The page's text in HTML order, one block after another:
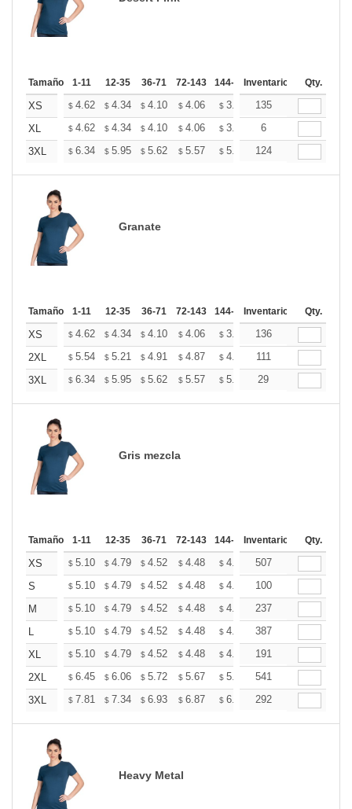
Tamaño 1-11 12-35 36-71 72-143 144-287 288 + Más
Inventario Qty.
XS $ 4.62 $ 4.34 $ 4.10 $ 4.06 $ 3.99 $3.95
135
XL
$ 4.62 $ 4.34 $ 4.10 $ 4.06 $ 3.99 $
6
3XL
$ 6.34 $ 5.95 $ 5.62 $ 5.57 $ 5.47 $5.42
124
Granate
Tamaño 1-11 12-35 36-71 72-143 144-287 288 + Más
Inventario Qty.
XS $ 4.62 $ 4.34 $ 4.10 $ 4.06 $ 3.99 $3.95
136
2XL
$ 5.54 $ 5.21 $ 4.91 $ 4.87 $ 4.79 $4.75
111
3XL
$ 6.34 $ 5.95 $ 5.62 $ 5.57 $ 5.47 $5.42
29
Gris mezcla
Tamaño 1-11 12-35 36-71 72-143 144-287 288 + Más
Inventario Qty.
XS $ 5.10 $ 4.79 $ 4.52 $ 4.48 $ 4.40 $4.36
507
S
$ 5.10 $ 4.79 $ 4.52 $ 4.48 $ 4.40 $4.36
100
M
$ 5.10 $ 4.79 $ 4.52 $ 4.48 $ 4.40 $4.36
237
L
$ 5.10 $ 4.79 $ 4.52 $ 4.48 $ 4.40 $4.36
387
XL
$ 5.10 $ 4.79 $ 4.52 $ 4.48 $ 4.40 $4.36
191
2XL
$ 6.45 $ 6.06 $ 5.72 $ 5.67 $ 5.57 $5.53
541
3XL
$ 7.81 $ 7.34 $ 6.93 $ 6.87 $ 6.75 $6.69
292
Heavy Metal